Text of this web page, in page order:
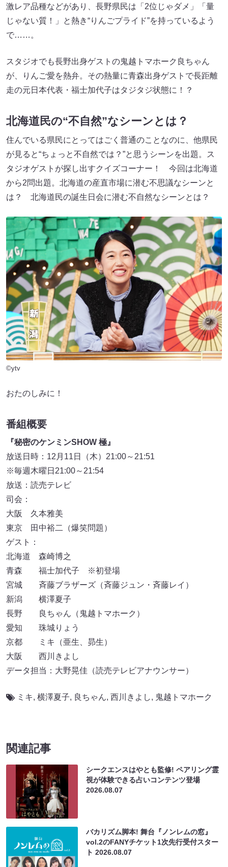
激レア品種などがあり、長野県民は「2位じゃダメ」「量
じゃない質！」と熱き“りんごプライド”を持っているよう
で……。
スタジオでも長野出身ゲストの鬼越トマホーク良ちゃん
が、りんご愛を熱弁。その熱量に青森出身ゲストで長距離
走の元日本代表・福士加代子はタジタジ状態に！？
北海道民の“不自然”なシーンとは？
住んでいる県民にとってはごく普通のことなのに、他県民
が見ると“ちょっと不自然では？”と思うシーンを出題。ス
タジオゲストが探し出すクイズコーナー！ 今回は北海道
から2問出題。北海道の産直市場に潜む不思議なシーンと
は？ 北海道民の誕生日会に潜む不自然なシーンとは？
©ytv
おたのしみに！
番組概要
『秘密のケンミンSHOW 極』
放送日時：12月11日（木）21:00～21:51
※毎週木曜日21:00～21:54
放送：読売テレビ
司会：
大阪 久本雅美
東京 田中裕二（爆笑問題）
ゲスト：
北海道 森崎博之
青森 福士加代子 ※初登場
宮城 斉藤ブラザーズ（斉藤ジュン・斉藤レイ）
新潟 横澤夏子
長野 良ちゃん（鬼越トマホーク）
愛知 珠城りょう
京都 ミキ（亜生、昴生）
大阪 西川きよし
データ担当：大野晃佳（読売テレビアナウンサー）
ミキ, 横澤夏子, 良ちゃん, 西川きよし, 鬼越トマホーク
関連記事
シークエンスはやとも監修! ペアリング霊
視が体験できる占いコンテンツ登場
2026.08.07
バカリズム脚本! 舞台『ノンレムの窓』
vol.2のFANYチケット1次先行受付スター
ト2026.08.07